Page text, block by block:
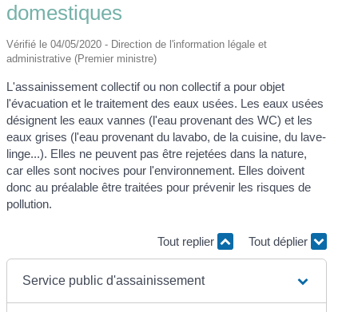
domestiques
Vérifié le 04/05/2020 - Direction de l'information légale et
administrative (Premier ministre)
L'assainissement collectif ou non collectif a pour objet
l'évacuation et le traitement des eaux usées. Les eaux usées
désignent les eaux vannes (l'eau provenant des WC) et les
eaux grises (l'eau provenant du lavabo, de la cuisine, du lave-
linge...). Elles ne peuvent pas être rejetées dans la nature,
car elles sont nocives pour l'environnement. Elles doivent
donc au préalable être traitées pour prévenir les risques de
pollution.
Tout replier Tout déplier
Service public d'assainissement